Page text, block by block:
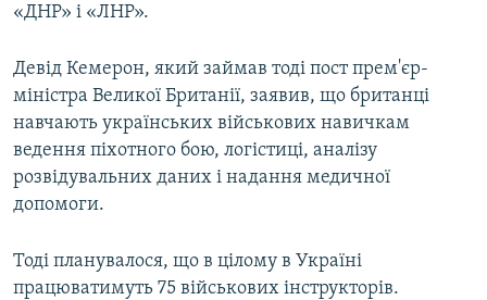
«ДНР» і «ЛНР».
Девід Кемерон, який займав тоді пост прем'єр-
міністра Великої Британії, заявив, що британці
навчають українських військових навичкам
ведення піхотного бою, логістиці, аналізу
розвідувальних даних і надання медичної
допомоги.
Тоді планувалося, що в цілому в Україні
працюватимуть 75 військових інструкторів.